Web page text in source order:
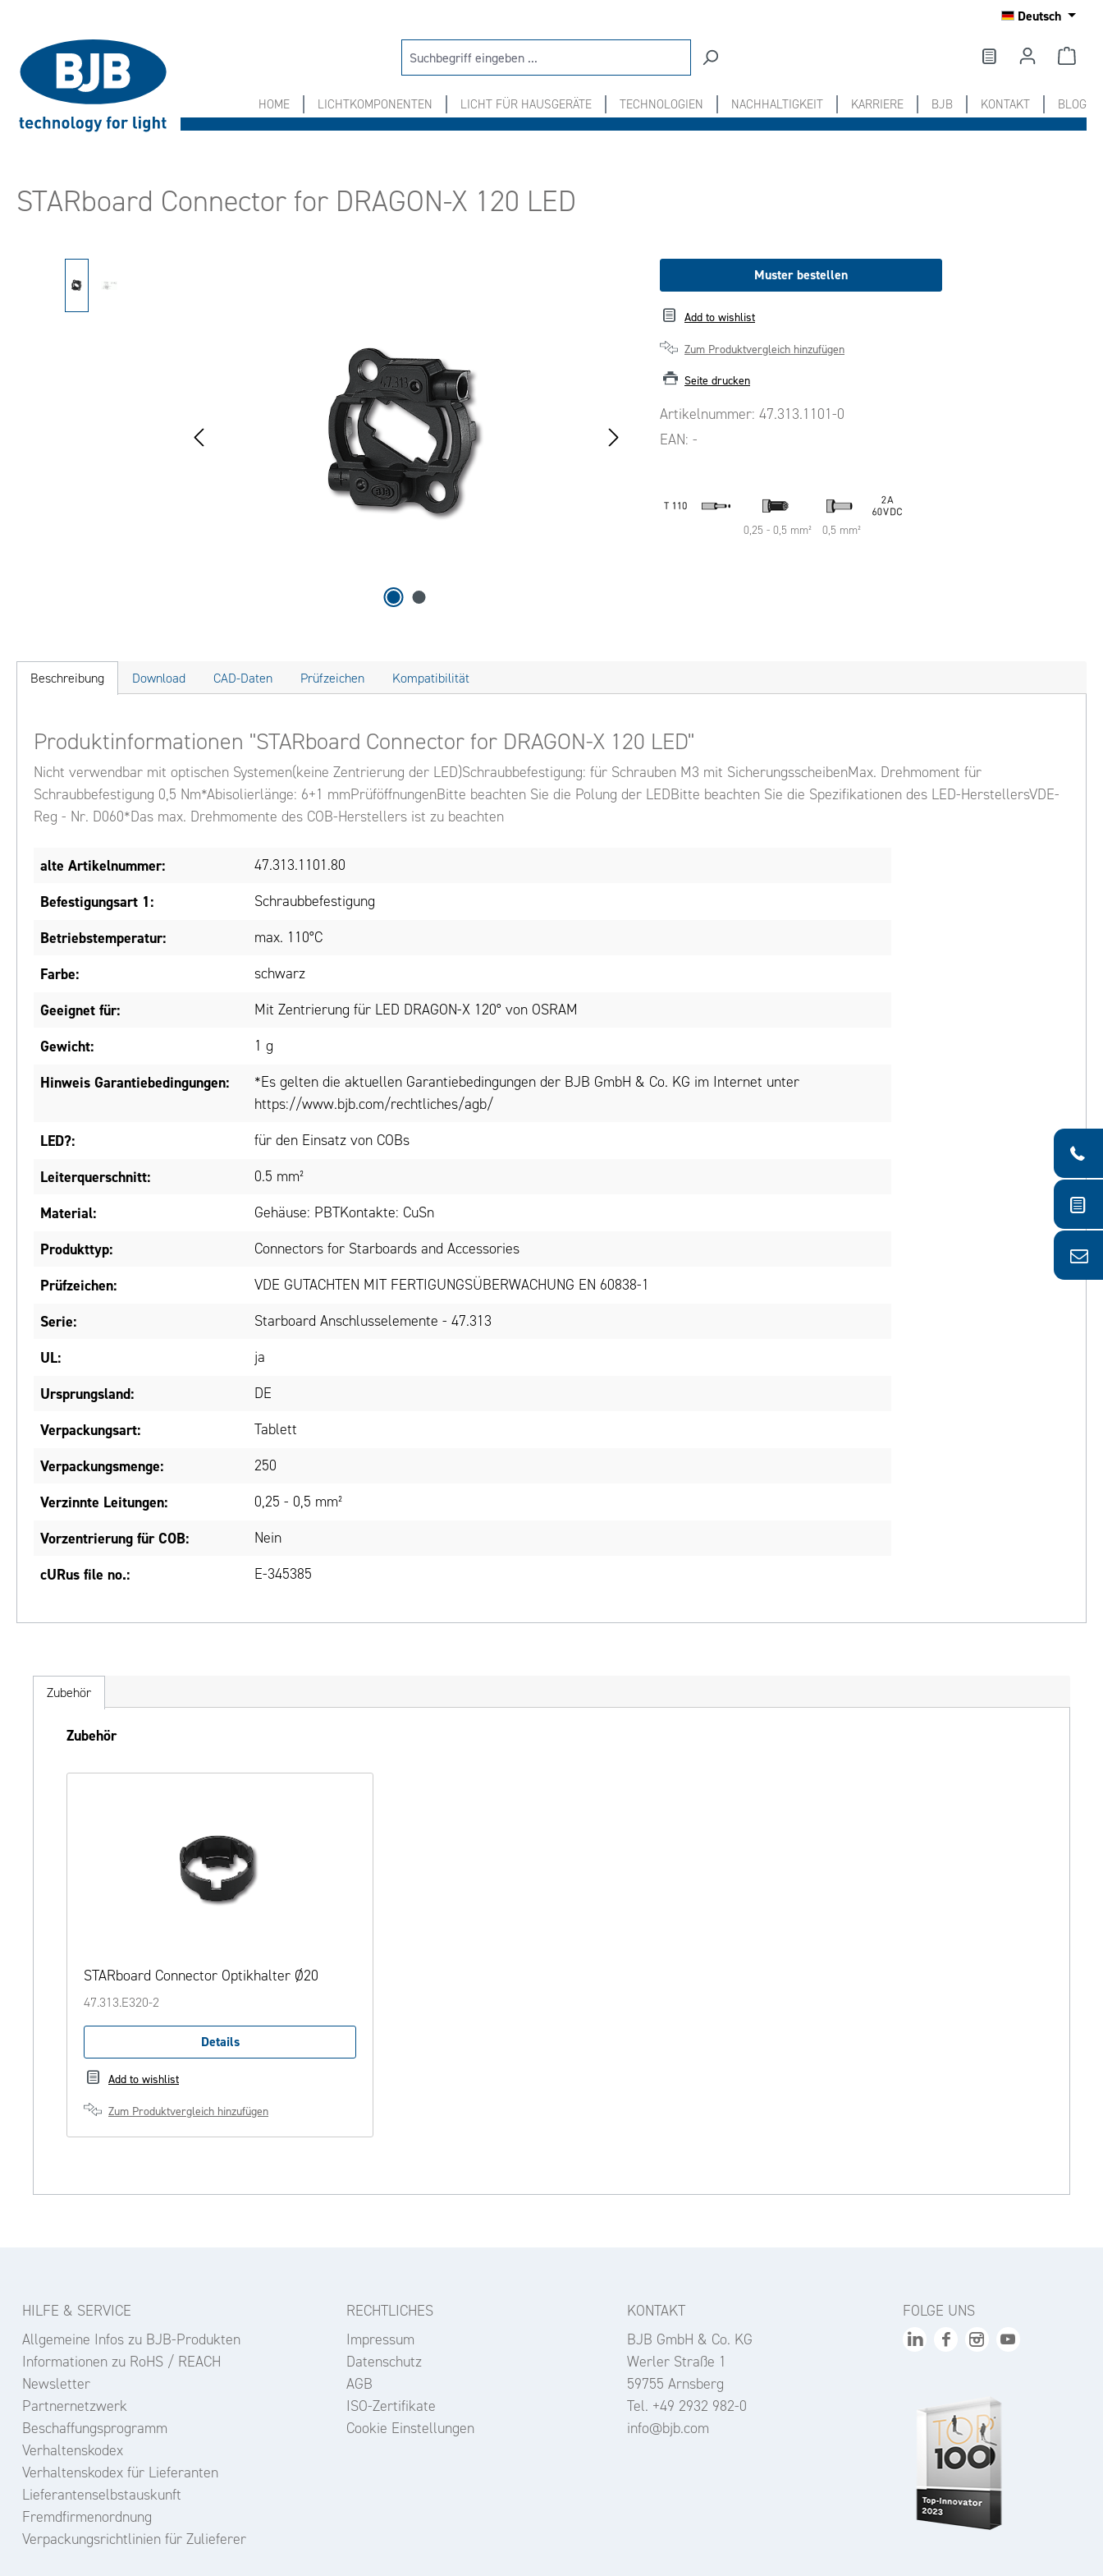
Deutsch
HOME LICHTKOMPONENTEN LICHT FÜR HAUSGERÄTE TECHNOLOGIEN NACHHALTIGKEIT KARRIERE BJB KONTAKT BLOG
STARboard Connector for DRAGON-X 120 LED
Muster bestellen
Add to wishlist
Zum Produktvergleich hinzufügen
Seite drucken
Artikelnummer: 47.313.1101-0
EAN: -
0,25 - 0,5 mm² 0,5 mm²
Beschreibung Download CAD-Daten Prüfzeichen Kompatibilität
Produktinformationen "STARboard Connector for DRAGON-X 120 LED"
Nicht verwendbar mit optischen Systemen(keine Zentrierung der LED)Schraubbefestigung: für Schrauben M3 mit SicherungsscheibenMax. Drehmoment für
Schraubbefestigung 0,5 Nm*Abisolierlänge: 6+1 mmPrüföffnungenBitte beachten Sie die Polung der LEDBitte beachten Sie die Spezifikationen des LED-HerstellersVDE-
Reg - Nr. D060*Das max. Drehmomente des COB-Herstellers ist zu beachten
alte Artikelnummer: 47.313.1101.80
Befestigungsart 1: Schraubbefestigung
Betriebstemperatur: max. 110°C
Farbe: schwarz
Geeignet für: Mit Zentrierung für LED DRAGON-X 120° von OSRAM
Gewicht: 1 g
Hinweis Garantiebedingungen:
*Es gelten die aktuellen Garantiebedingungen der BJB GmbH & Co. KG im Internet unter
https://www.bjb.com/rechtliches/agb/
LED?: für den Einsatz von COBs
Leiterquerschnitt: 0.5 mm²
Material: Gehäuse: PBTKontakte: CuSn
Produkttyp: Connectors for Starboards and Accessories
Prüfzeichen: VDE GUTACHTEN MIT FERTIGUNGSÜBERWACHUNG EN 60838-1
Serie: Starboard Anschlusselemente - 47.313
UL: ja
Ursprungsland: DE
Verpackungsart: Tablett
Verpackungsmenge: 250
Verzinnte Leitungen: 0,25 - 0,5 mm²
Vorzentrierung für COB: Nein
cURus file no.: E-345385
Zubehör
Produktgalerie überspringen
Zubehör
STARboard Connector Optikhalter Ø20
47.313.E320-2
Details
Add to wishlist
Zum Produktvergleich hinzufügen
HILFE & SERVICE
Allgemeine Infos zu BJB-Produkten
Informationen zu RoHS / REACH
Newsletter
Partnernetzwerk
Beschaffungsprogramm
Verhaltenskodex
Verhaltenskodex für Lieferanten
Lieferantenselbstauskunft
Fremdfirmenordnung
Verpackungsrichtlinien für Zulieferer
RECHTLICHES
Impressum
Datenschutz
AGB
ISO-Zertifikate
Cookie Einstellungen
KONTAKT
BJB GmbH & Co. KG
Werler Straße 1
59755 Arnsberg
Tel. +49 2932 982-0
info@bjb.com
FOLGE UNS